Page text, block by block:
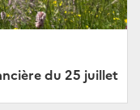
du 25 juillet